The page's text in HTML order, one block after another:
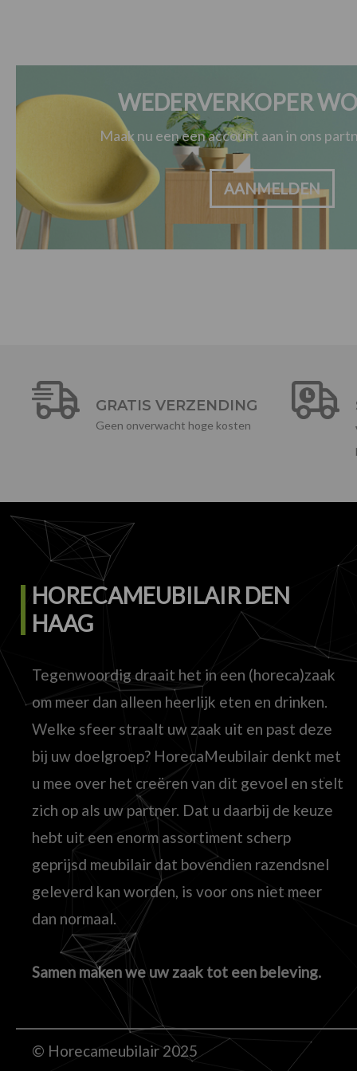
WEDERVERKOPER
Maak nu een een account aan in ons
AANMELDEN
GRATIS VERZENDING
Geen onverwacht hoge kosten
HORECAMEUBILAIR DEN
HAAG
Tegenwoordig draait het in een (horeca)zaak
om meer dan alleen heerlijk eten en drinken.
Welke sfeer straalt uw zaak uit en past deze
bij uw doelgroep? HorecaMeubilair denkt met
u mee over het creëren van dit gevoel en stelt
zich op als uw partner. Dat u daarbij de keuze
hebt uit een enorm assortiment scherp
geprijsd meubilair dat bovendien razendsnel
geleverd kan worden, is voor ons niet meer
dan normaal.
Samen maken we uw zaak tot een beleving.
© Horecameubilair 2025